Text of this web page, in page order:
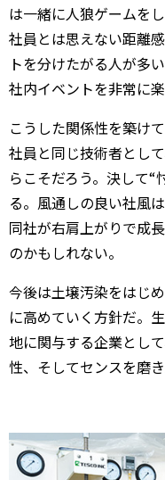
は一緒に人狼ゲームを
社員とは思えない距離
トを分けたがる人が多
社内イベントを非常に
こうした関係性を築け
社員と同じ技術者とし
らこそだろう。決して“
る。風通しの良い社風
同社が右肩上がりで成
のかもしれない。
今後は土壌汚染をはじ
に高めていく方針だ。
地に関与する企業とし
性、そしてセンスを磨き